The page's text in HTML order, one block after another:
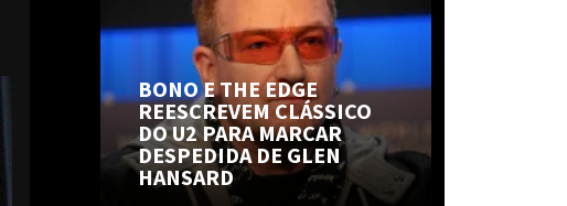
BONO E THE EDGE
REESCREVEM CLÁSSICO
DO U2 PARA MARCAR
DESPEDIDA DE GLEN
HANSARD